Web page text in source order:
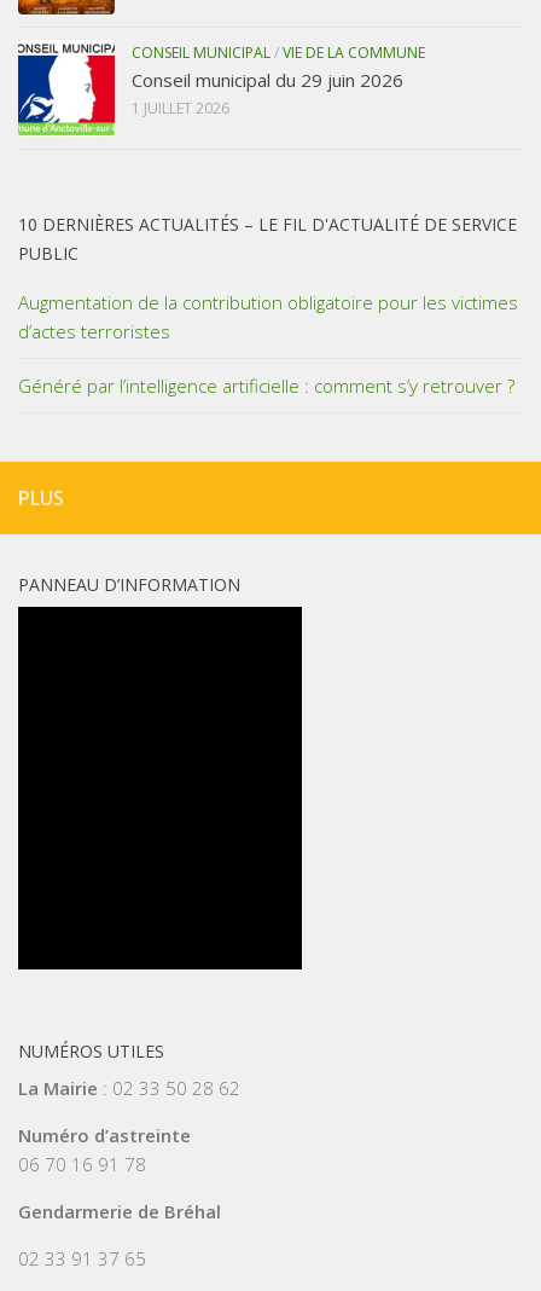
CONSEIL MUNICIPAL/VIE DE LA COMMUNE
Conseil municipal du 29 juin 2026
1 JUILLET 2026
10 DERNIÈRES ACTUALITÉS – LE FIL D'ACTUALITÉ DE SERVICE
PUBLIC
Augmentation de la contribution obligatoire pour les victimes
d’actes terroristes
Généré par l’intelligence artificielle : comment s’y retrouver ?
PLUS
PANNEAU D’INFORMATION
NUMÉROS UTILES
La Mairie : 02 33 50 28 62
Numéro d’astreinte
06 70 16 91 78
Gendarmerie de Bréhal
02 33 91 37 65